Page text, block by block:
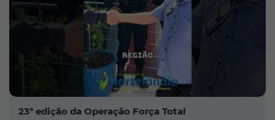
23ª edição da Operação Força Total